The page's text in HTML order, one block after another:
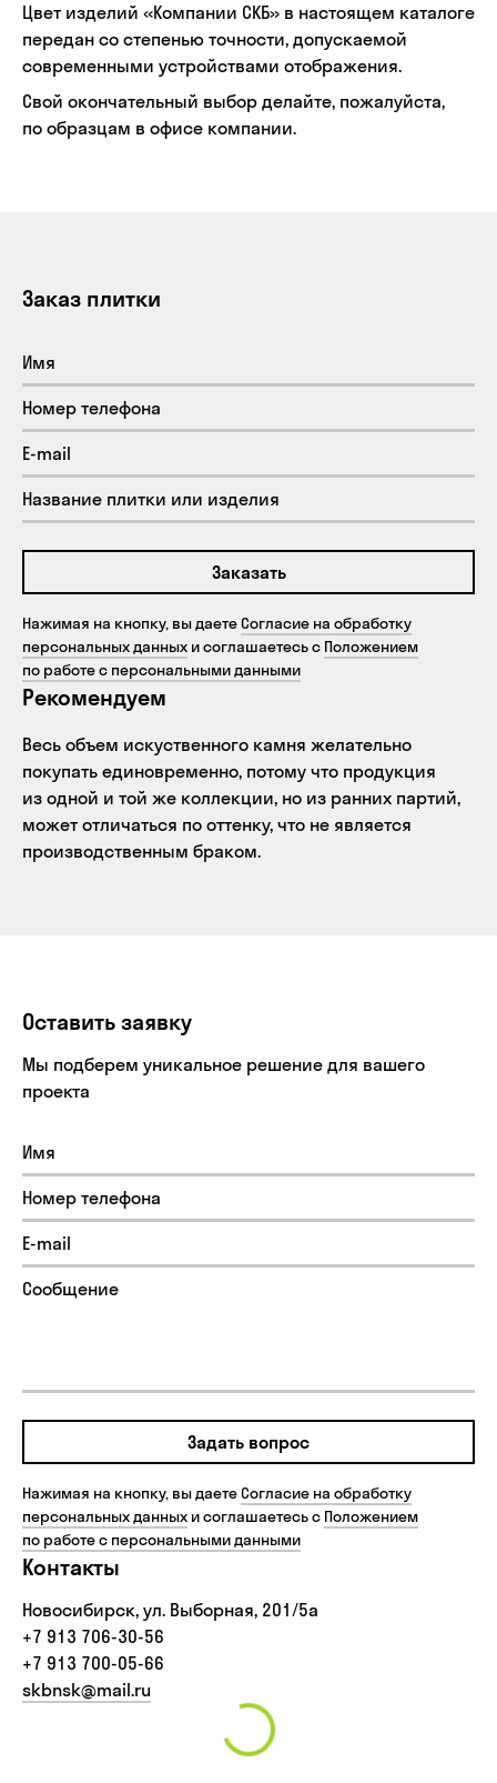
Цвет изделий «Компании СКБ» в настоящем каталоге
передан со степенью точности, допускаемой
современными устройствами отображения.
Свой окончательный выбор делайте, пожалуйста,
по образцам в офисе компании.
Заказ плитки
Заказать
Нажимая на кнопку, вы даетеСогласие на обработку
персональных данных и соглашаетесь с Положением
по работе с персональными данными
Рекомендуем
Весь объем искуственного камня желательно
покупать единовременно, потому что продукция
из одной и той же коллекции, но из ранних партий,
может отличаться по оттенку, что не является
производственным браком.
Оставить заявку
Мы подберем уникальное решение для вашего
проекта
Задать вопрос
Нажимая на кнопку, вы даетеСогласие на обработку
персональных данных и соглашаетесь с Положением
по работе с персональными данными
Контакты
Новосибирск, ул. Выборная, 201/5а
+7 913 706-30-56‬
+7 913 700-05-66
skbnsk@mail.ru